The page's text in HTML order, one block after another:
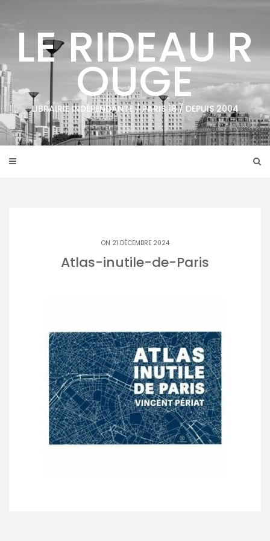
contentLE RIDEAU R
OUGE
LIBRAIRIE INDÉPENDANTE / PARIS 18 / DEPUIS 2004
ON 21 DÉCEMBRE 2024
Atlas-inutile-de-Paris